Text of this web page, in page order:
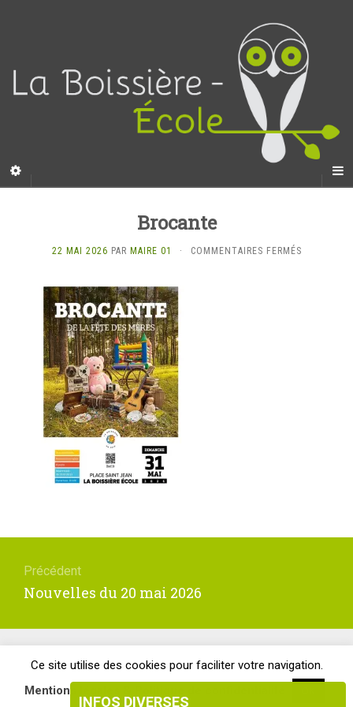
Brocante
22 MAI 2026 PAR MAIRE 01 · COMMENTAIRES FERMÉSSUR
l’article
Précédent
Article
:
Nouvelles du 20 mai 2026
Site officiel de la Mairie de la Boissière-École ©Tous droits réservés
.
Ce site utilise des cookies pour faciliter votre navigation.
Mentions légales & Politique de confidentialité
INFOS DIVERSES